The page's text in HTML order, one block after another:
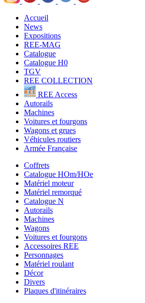
Accueil
News
Expositions
REE-MAG
Catalogue
Catalogue H0
TGV
REE COLLECTION
REE Access
Autorails
Machines
Voitures et fourgons
Wagons et grues
Véhicules routiers
Armée Française
Coffrets
Catalogue HOm/HOe
Matériel moteur
Matériel remorqué
Catalogue N
Autorails
Machines
Wagons
Voitures et fourgons
Accessoires REE
Personnages
Matériel roulant
Décor
Divers
Plaques d'itinéraires